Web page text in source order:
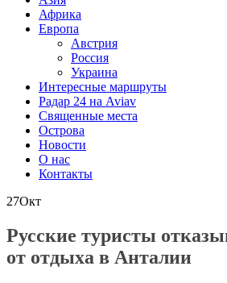
Африка
Европа
Австрия
Россия
Украина
Интересные маршруты
Радар 24 на Aviav
Священные места
Острова
Новости
О нас
Контакты
27Окт
Русские туристы
от отдыха в Анталии